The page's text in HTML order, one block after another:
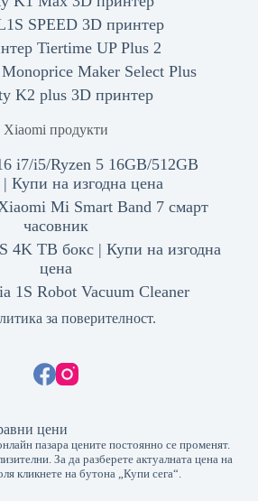
SPEED 3D принтер
Tiertime UP Plus 2
Maker Select Plus
K2 plus 3D принтер
Xiaomi продукти
i7/i5/Ryzen 5 16GB/512GB
Купи на изгодна цена
Mi Smart Band 7 смарт
часовник
4K ТВ бокс | Купи на изгодна
цена
1S Robot Vacuum Cleaner
за поверителност.
цени
пазара цените постоянно се променят.
За да разберете актуалната цена на
кликнете на бутона „Купи сега“.